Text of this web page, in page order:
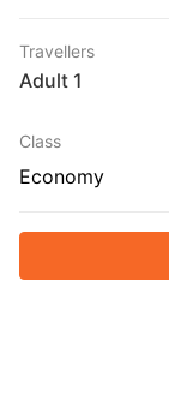
Travellers
1 Adult
Class
Economy